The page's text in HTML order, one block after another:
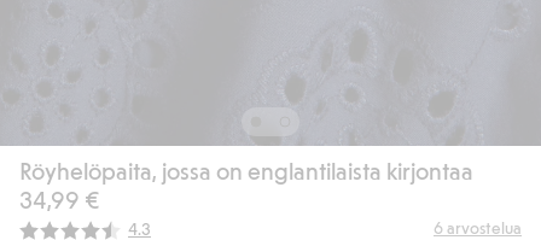
Röyhelöpaita, jossa on englantilaista kirjontaa
34,99 €
Keskimääräinen luokitus:
4.3 6 arvostelua